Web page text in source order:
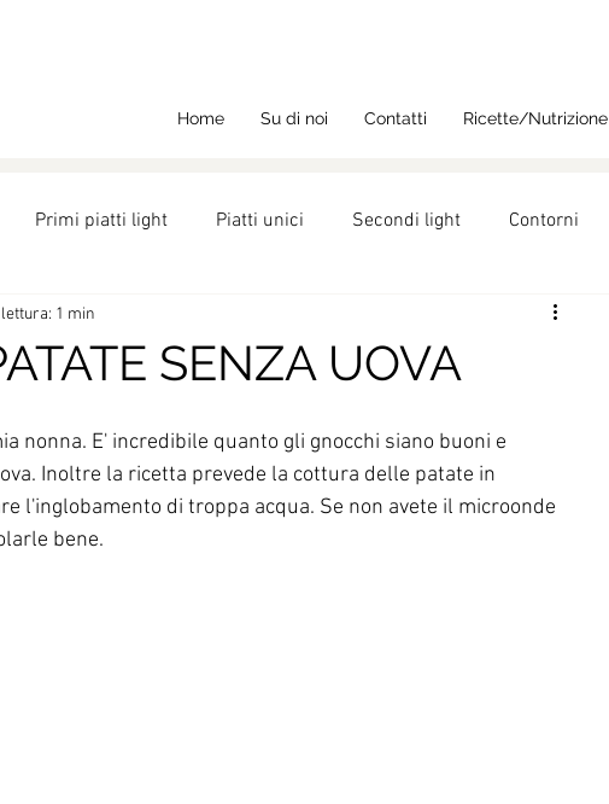
Home Su di noi Contatti Ricette/Nutrizione
Primi piatti light Piatti unici Secondi light Contorni
Nutrizione
SENZA UOVA
1 min
nonna. E' incredibile quanto gli gnocchi siano buoni e
Inoltre la ricetta prevede la cottura delle patate in
l'inglobamento di troppa acqua. Se non avete il microonde
bene.